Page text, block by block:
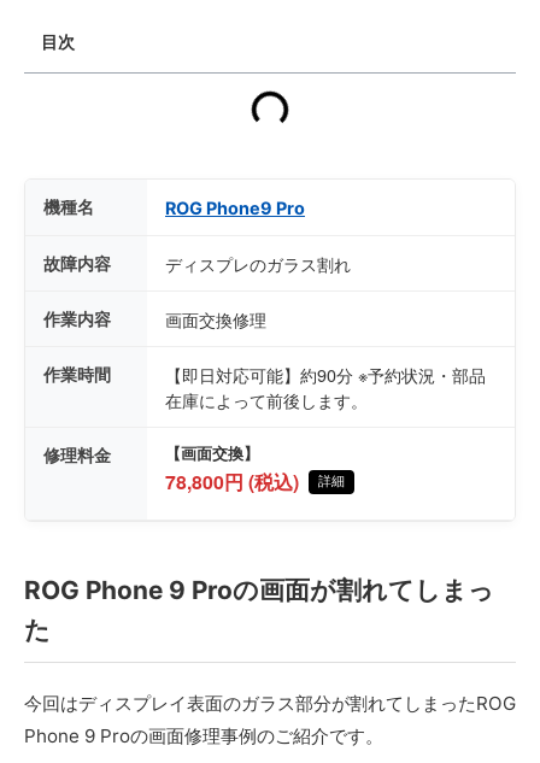
目次
機種名 ROG Phone9 Pro
故障内容 ディスプレのガラス割れ
作業内容 画面交換修理
作業時間
【即日対応可能】約90分 ※予約状況・部品
在庫によって前後します。
修理料金 【画面交換】
78,800円 (税込) 詳細
ROG Phone 9 Proの画面が割れてしまっ
た
今回はディスプレイ表面のガラス部分が割れてしまったROG
Phone 9 Proの画面修理事例のご紹介です。